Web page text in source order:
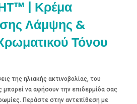
| Κρέμα
Λάμψης &
Τόνου
της ηλιακής ακτινοβολίας, του
μπορεί να αφήσουν την επιδερμίδα σας
Περάστε στην αντεπίθεση με